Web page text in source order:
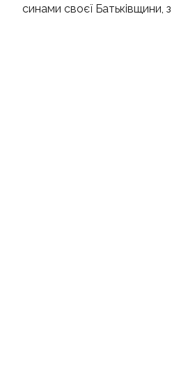
синами своєї